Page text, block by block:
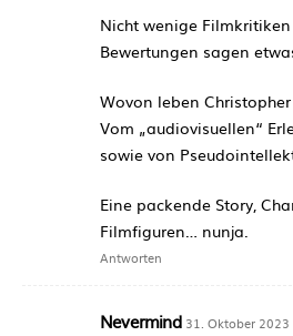
Nicht wenige
Bewertungen sagen
Wovon leben
Vom „audiovisuellen“
sowie von
Eine packende Story,
Filmfiguren… nunja.
Antworten
Nevermind 31. Oktober 2023